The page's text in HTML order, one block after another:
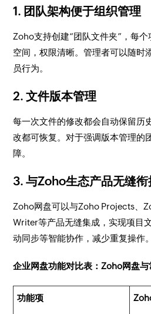
1. 团队架构便于组织管理
Zoho支持创建“团队文件夹”，每
空间，权限清晰。管理者可以随时
员行为。
2. 文件版本管理
每一次文件的修改都会自动保留历
改都可恢复。对于强调版本管理的
障。
3. 与Zoho生态产品无缝衔
Zoho网盘可以与Zoho Projects、
Writer等产品无缝集成，实现项目
动同步等智能协作，减少重复操作。
企业网盘功能对比表：Zoho网盘
功能项